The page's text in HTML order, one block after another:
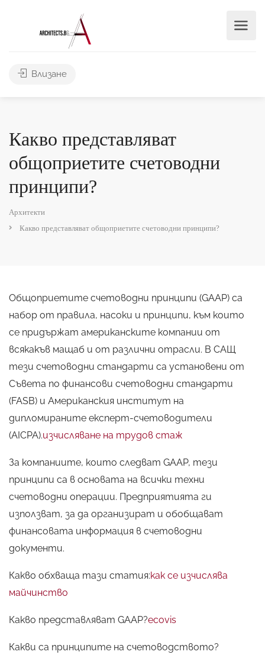
Влизане
Какво представляват
общоприетите счетоводни
принципи?
Архитекти
Какво представляват общоприетите счетоводни принципи?
Общоприетите счетоводни принципи (GAAP) са
набор от правила, насоки и принципи, към които
се придържат американските компании от
всякакъв мащаб и от различни отрасли. В САЩ
тези счетоводни стандарти са установени от
Съвета по финансови счетоводни стандарти
(FASB) и Американския институт на
дипломираните експерт-счетоводители
(AICPA).изчисляване на трудов стаж
За компаниите, които следват GAAP, тези
принципи са в основата на всички техни
счетоводни операции. Предприятията ги
използват, за да организират и обобщават
финансовата информация в счетоводни
документи.
Какво обхваща тази статия:как се изчислява
майчинство
Какво представляват GAAP?ecovis
Какви са принципите на счетоводството?